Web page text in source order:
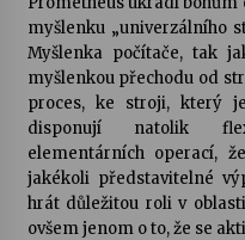
myšlenku „univerzálního
Myšlenka počítače, tak
myšlenkou přechodu od
proces, ke stroji, který
disponují natolik
elementárních operací,
jakékoli představitelné
hrát důležitou roli v
ovšem jenom o to, že se